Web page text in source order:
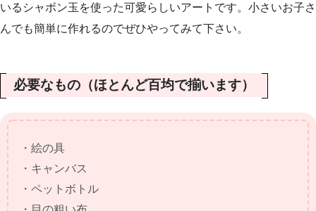
いるシャボン玉を使った可愛らしいアートです。小さいお子さ
んでも簡単に作れるのでぜひやってみて下さい。
必要なもの（ほとんど百均で揃います）
・絵の具
・キャンバス
・ペットボトル